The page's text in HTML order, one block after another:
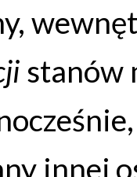
stanów
innej